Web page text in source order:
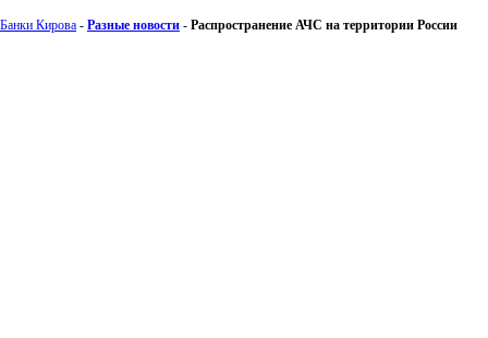
Банки Кирова - Разные новости - Распространение АЧС на территории России